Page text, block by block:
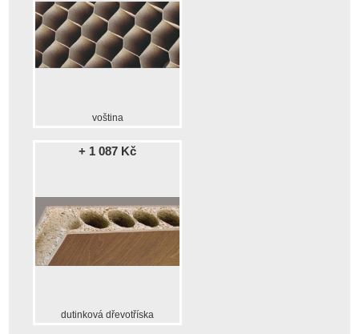
voština
+ 1 087 Kč
dutinková dřevotříska